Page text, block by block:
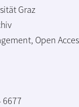
Graz
Open
6677